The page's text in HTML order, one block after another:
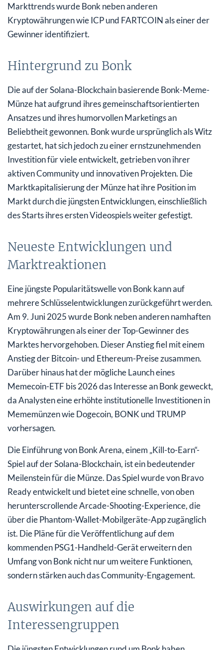
Markttrends wurde Bonk neben anderen
Kryptowährungen wie ICP und FARTCOIN als einer der
Gewinner identifiziert.
Hintergrund zu Bonk
Die auf der Solana-Blockchain basierende Bonk-Meme-
Münze hat aufgrund ihres gemeinschaftsorientierten
Ansatzes und ihres humorvollen Marketings an
Beliebtheit gewonnen. Bonk wurde ursprünglich als Witz
gestartet, hat sich jedoch zu einer ernstzunehmenden
Investition für viele entwickelt, getrieben von ihrer
aktiven Community und innovativen Projekten. Die
Marktkapitalisierung der Münze hat ihre Position im
Markt durch die jüngsten Entwicklungen, einschließlich
des Starts ihres ersten Videospiels weiter gefestigt.
Neueste Entwicklungen und
Marktreaktionen
Eine jüngste Popularitätswelle von Bonk kann auf
mehrere Schlüsselentwicklungen zurückgeführt werden.
Am 9. Juni 2025 wurde Bonk neben anderen namhaften
Kryptowährungen als einer der Top-Gewinner des
Marktes hervorgehoben. Dieser Anstieg fiel mit einem
Anstieg der Bitcoin- und Ethereum-Preise zusammen.
Darüber hinaus hat der mögliche Launch eines
Memecoin-ETF bis 2026 das Interesse an Bonk geweckt,
da Analysten eine erhöhte institutionelle Investitionen in
Mememünzen wie Dogecoin, BONK und TRUMP
vorhersagen.
Die Einführung von Bonk Arena, einem „Kill-to-Earn“-
Spiel auf der Solana-Blockchain, ist ein bedeutender
Meilenstein für die Münze. Das Spiel wurde von Bravo
Ready entwickelt und bietet eine schnelle, von oben
herunterscrollende Arcade-Shooting-Experience, die
über die Phantom-Wallet-Mobilgeräte-App zugänglich
ist. Die Pläne für die Veröffentlichung auf dem
kommenden PSG1-Handheld-Gerät erweitern den
Umfang von Bonk nicht nur um weitere Funktionen,
sondern stärken auch das Community-Engagement.
Auswirkungen auf die
Interessengruppen